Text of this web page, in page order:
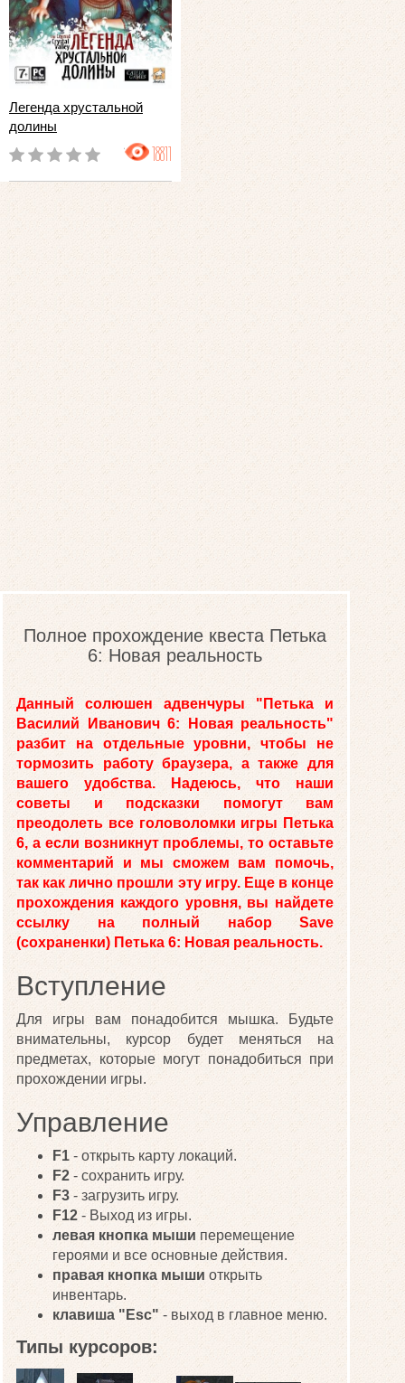
Легенда хрустальной
долины
18811
Полное прохождение квеста Петька
6: Новая реальность
Данный солюшен адвенчуры "Петька и
Василий Иванович 6: Новая реальность"
разбит на отдельные уровни, чтобы не
тормозить работу браузера, а также для
вашего удобства. Надеюсь, что наши
советы и подсказки помогут вам
преодолеть все головоломки игры Петька
6, а если возникнут проблемы, то оставьте
комментарий и мы сможем вам помочь,
так как лично прошли эту игру. Еще в конце
прохождения каждого уровня, вы найдете
ссылку на полный набор Save
(сохраненки) Петька 6: Новая реальность.
Вступление
Для игры вам понадобится мышка. Будьте
внимательны, курсор будет меняться на
предметах, которые могут понадобиться при
прохождении игры.
Управление
F1 - открыть карту локаций.
F2 - сохранить игру.
F3 - загрузить игру.
F12 - Выход из игры.
левая кнопка мыши перемещение
героями и все основные действия.
правая кнопка мыши открыть
инвентарь.
клавиша "Esc" - выход в главное меню.
Типы курсоров: